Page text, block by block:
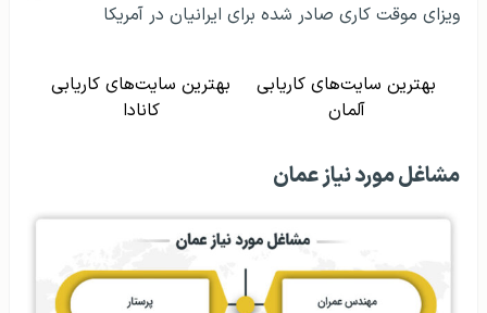
ویزای موقت کاری صادر شده برای ایرانیان در آمریکا
بهترین سایت‌های کاریابی
آلمان
بهترین سایت‌های کاریابی
کانادا
مشاغل مورد نیاز عمان